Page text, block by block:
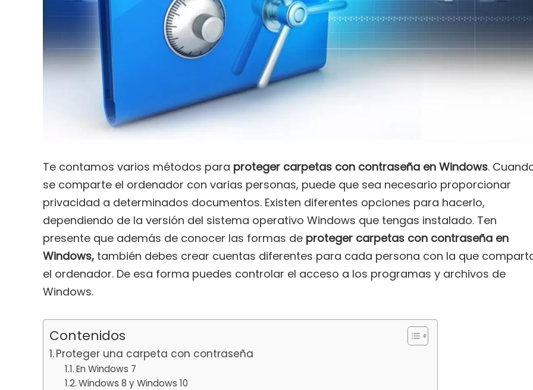
Te contamos varios métodos para proteger carpetas con contraseña en Windows.
se comparte el ordenador con varias personas, puede que sea necesario proporcionar
privacidad a determinados documentos. Existen diferentes opciones para hacerlo,
dependiendo de la versión del sistema operativo Windows que tengas instalado. Ten
presente que además de conocer las formas de proteger carpetas con contraseña en
Windows, también debes crear cuentas diferentes para cada persona con la que
el ordenador. De esa forma puedes controlar el acceso a los programas y archivos de
Windows.
Contenidos
Proteger una carpeta con contraseña
En Windows 7
Windows 8 y Windows 10